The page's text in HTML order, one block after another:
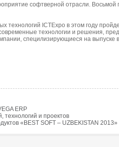
софтверной отрасли. Восьмой
ICTExpo в этом году
технологии и решения,
специлизирующиеся на
ERP
технологий и проектов
«BEST SOFT – UZBEKISTAN 2013»